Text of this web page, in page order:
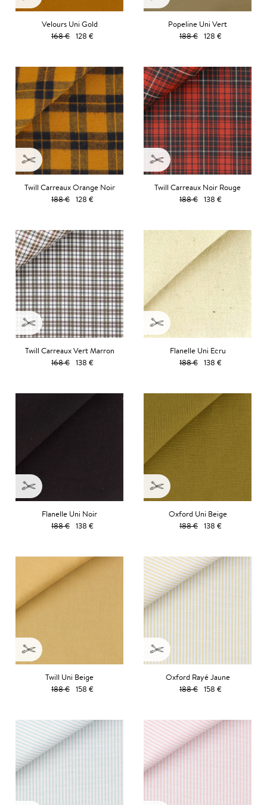
Velours Uni Gold
168 € 128 €
Popeline Uni Vert
188 € 128 €
Twill Carreaux Orange Noir
188 € 128 €
Twill Carreaux Noir Rouge
188 € 138 €
Twill Carreaux Vert Marron
168 € 138 €
Flanelle Uni Ecru
188 € 138 €
Flanelle Uni Noir
188 € 138 €
Oxford Uni Beige
188 € 138 €
Twill Uni Beige
188 € 158 €
Oxford Rayé Jaune
188 € 158 €